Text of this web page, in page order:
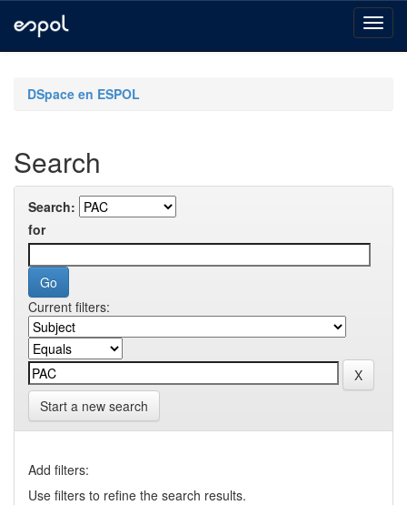
navigationDSpace en ESPOL
Search
Search:
for
Current filters:
Start a new search
Add filters:
Use filters to refine the search results.